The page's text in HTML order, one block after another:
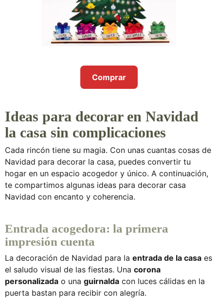
Comprar
Ideas para decorar en Navidad
la casa sin complicaciones
Cada rincón tiene su magia. Con unas cuantas cosas de
Navidad para decorar la casa, puedes convertir tu
hogar en un espacio acogedor y único. A continuación,
te compartimos algunas ideas para decorar casa
Navidad con encanto y coherencia.
Entrada acogedora: la primera
impresión cuenta
La decoración de Navidad para la entrada de la casa es
el saludo visual de las fiestas. Una corona
personalizada o una guirnalda con luces cálidas en la
puerta bastan para recibir con alegría.